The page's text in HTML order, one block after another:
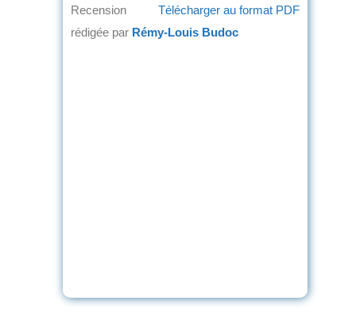
Télécharger au format PDF
Recension
rédigée par Rémy-Louis Budoc